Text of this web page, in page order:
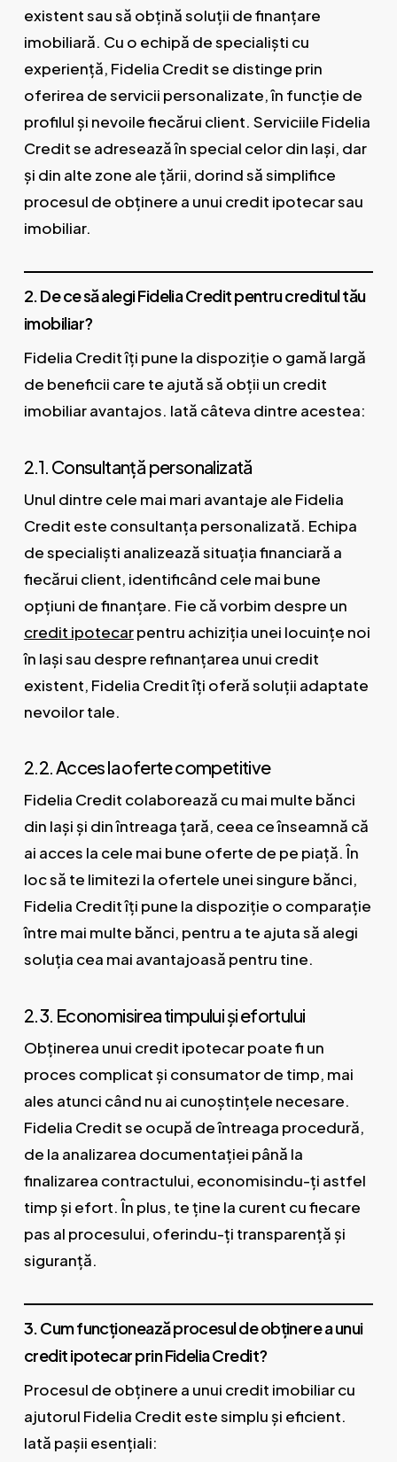
existent sau să obțină soluții de finanțare
imobiliară. Cu o echipă de specialiști cu
experiență, Fidelia Credit se distinge prin
oferirea de servicii personalizate, în funcție de
profilul și nevoile fiecărui client. Serviciile Fidelia
Credit se adresează în special celor din Iași, dar
și din alte zone ale țării, dorind să simplifice
procesul de obținere a unui credit ipotecar sau
imobiliar.
2. De ce să alegi Fidelia Credit pentru creditul tău
imobiliar?
Fidelia Credit îți pune la dispoziție o gamă largă
de beneficii care te ajută să obții un credit
imobiliar avantajos. Iată câteva dintre acestea:
2.1. Consultanță personalizată
Unul dintre cele mai mari avantaje ale Fidelia
Credit este consultanța personalizată. Echipa
de specialiști analizează situația financiară a
fiecărui client, identificând cele mai bune
opțiuni de finanțare. Fie că vorbim despre un
credit ipotecarpentru achiziția unei locuințe noi
în Iași sau despre refinanțarea unui credit
existent, Fidelia Credit îți oferă soluții adaptate
nevoilor tale.
2.2. Acces la oferte competitive
Fidelia Credit colaborează cu mai multe bănci
din Iași și din întreaga țară, ceea ce înseamnă că
ai acces la cele mai bune oferte de pe piață. În
loc să te limitezi la ofertele unei singure bănci,
Fidelia Credit îți pune la dispoziție o comparație
între mai multe bănci, pentru a te ajuta să alegi
soluția cea mai avantajoasă pentru tine.
2.3. Economisirea timpului și efortului
Obținerea unui credit ipotecar poate fi un
proces complicat și consumator de timp, mai
ales atunci când nu ai cunoștințele necesare.
Fidelia Credit se ocupă de întreaga procedură,
de la analizarea documentației până la
finalizarea contractului, economisindu-ți astfel
timp și efort. În plus, te ține la curent cu fiecare
pas al procesului, oferindu-ți transparență și
siguranță.
3. Cum funcționează procesul de obținere a unui
credit ipotecar prin Fidelia Credit?
Procesul de obținere a unui credit imobiliar cu
ajutorul Fidelia Credit este simplu și eficient.
Iată pașii esențiali: